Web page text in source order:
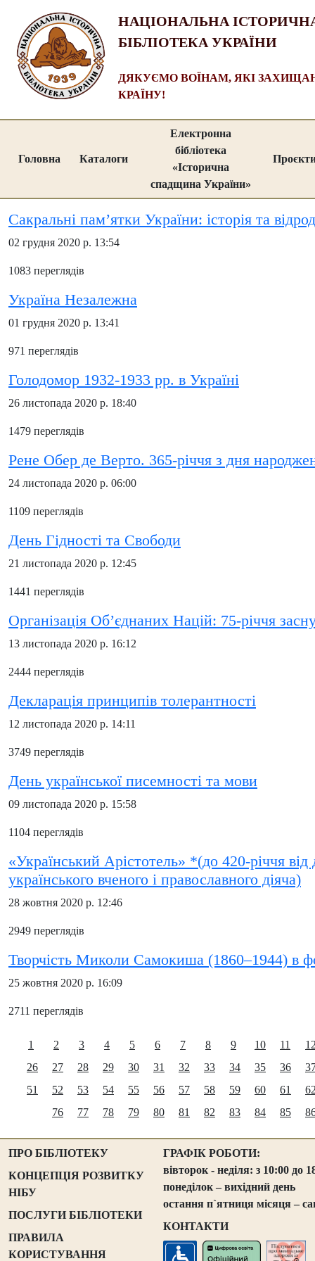
НАЦІОНАЛЬНА
БІБЛІОТЕКА УКРАЇНИ
ДЯКУЄМО ВОЇНАМ, ЯКІ
КРАЇНУ!
Головна Каталоги
Електронна
бібліотека
«Історична
спадщина України»
Сакральні пам’ятки України: історія та
02 грудня 2020 р. 13:54
1083 переглядів
Україна Незалежна
01 грудня 2020 р. 13:41
971 переглядів
Голодомор 1932-1933 рр. в Україні
26 листопада 2020 р. 18:40
1479 переглядів
Рене Обер де Верто. 365-річчя з дня
24 листопада 2020 р. 06:00
1109 переглядів
День Гідності та Свободи
21 листопада 2020 р. 12:45
1441 переглядів
Організація Об’єднаних Націй: 75-річчя
13 листопада 2020 р. 16:12
2444 переглядів
Декларація принципів толерантності
12 листопада 2020 р. 14:11
3749 переглядів
День української писемності та мови
09 листопада 2020 р. 15:58
1104 переглядів
«Український Арістотель» *(до 420-річчя
українського вченого і православного діяча)
28 жовтня 2020 р. 12:46
2949 переглядів
Творчість Миколи Самокиша (1860–1944) в
25 жовтня 2020 р. 16:09
2711 переглядів
1 2 3 4 5 6 7 8 9 10 11
26
27 28 29 30 31 32 33 34 35 36
51
52 53 54 55 56 57 58 59 60 61
76
77 78 79 80 81 82 83 84 85
ПРО БІБЛІОТЕКУ
КОНЦЕПЦІЯ РОЗВИТКУ
НІБУ
ПОСЛУГИ БІБЛІОТЕКИ
ПРАВИЛА
КОРИСТУВАННЯ
ГРАФІК РОБОТИ:
вівторок - неділя: з 10:00 до
понеділок – вихідний день
остання п`ятниця місяця –
КОНТАКТИ